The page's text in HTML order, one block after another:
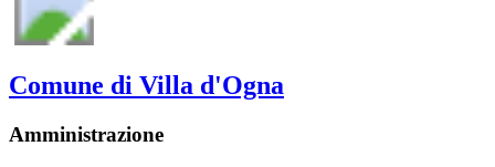
Comune di Villa d'Ogna
Amministrazione